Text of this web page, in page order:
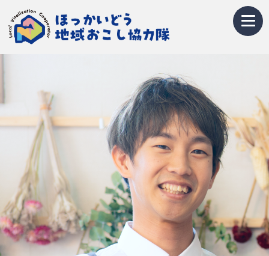
トップページ
地域おこし協力隊とは
募集情報
お知らせ
イベント・研修会
隊員紹介
地域紹介
Q&A